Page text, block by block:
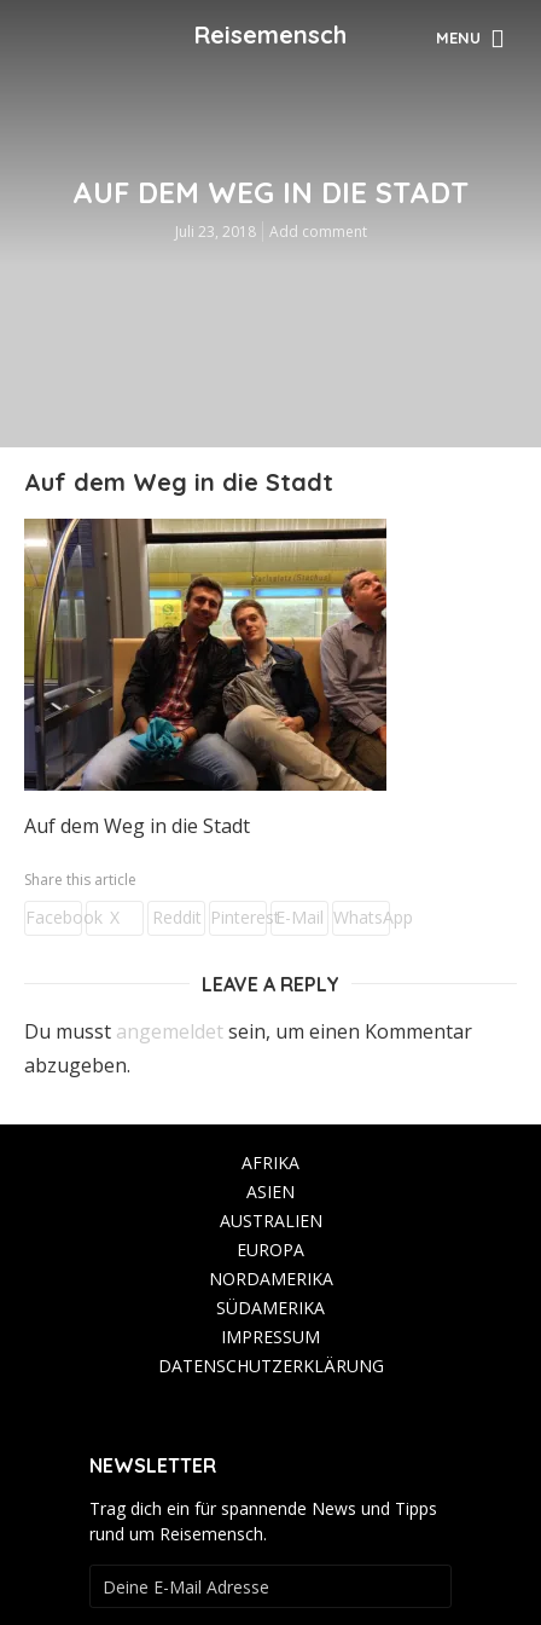
Reisemensch MENU
AUF DEM WEG IN DIE STADT
Juli 23, 2018 Add comment
Auf dem Weg in die Stadt
Auf dem Weg in die Stadt
Share this article
Facebook X Reddit PinterestE-Mail WhatsApp
LEAVE A REPLY
Du musst angemeldetsein, um einen Kommentar
abzugeben.
AFRIKA
ASIEN
AUSTRALIEN
EUROPA
NORDAMERIKA
SÜDAMERIKA
IMPRESSUM
DATENSCHUTZERKLÄRUNG
NEWSLETTER
Trag dich ein für spannende News und Tipps
rund um Reisemensch.